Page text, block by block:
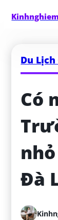
Du
Có
Đà